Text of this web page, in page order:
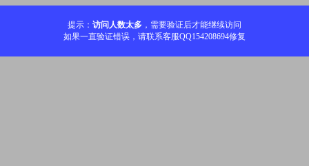
提示： 访问人数太多 ，需要验证后才能继续访问
如果一直验证错误，请联系客服QQ154208694修复